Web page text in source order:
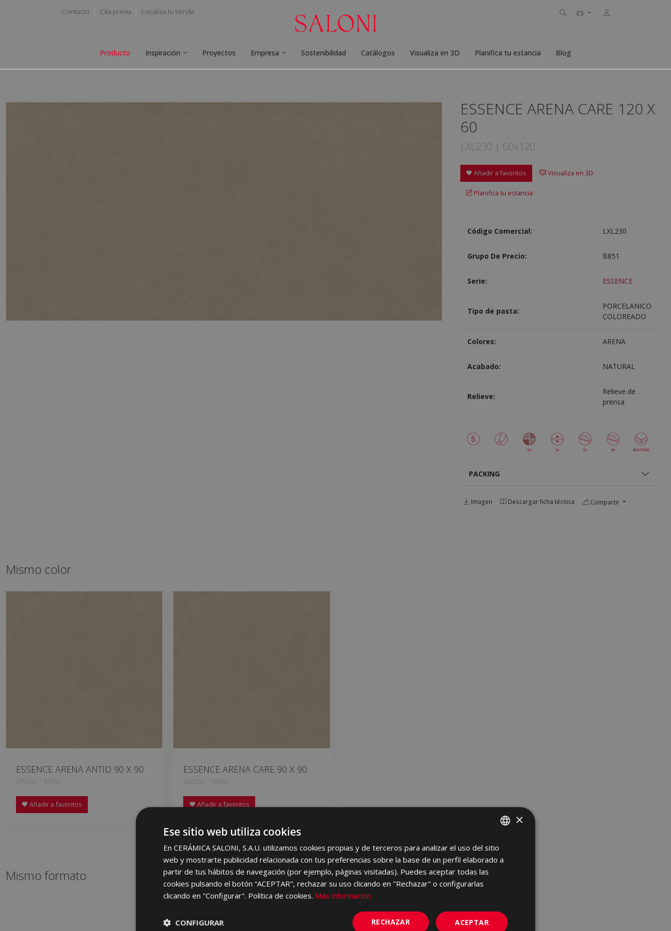
Contacto Cita previa Localiza tu tienda ES
Producto Inspiración Proyectos Empresa Sostenibilidad Catálogos Visualiza en 3D Planifica tu estancia Blog
ESSENCE ARENA CARE 120 X
60
LXL230 | 60x120
Añadir a favoritos Visualiza en 3D
Planifica tu estancia
Código Comercial: LXL230
Grupo De Precio: B851
Serie: ESSENCE
Tipo de pasta:
PORCELANICO
COLOREADO
Colores: ARENA
Acabado: NATURAL
Relieve:
Relieve de
prensa
PACKING
Imagen Descargar ficha técnica Compartir
Mismo color
ESSENCE ARENA ANTID 90 X 90
LXN230 | 90x90
Añadir a favoritos
ESSENCE ARENA CARE 90 X 90
LXM230 | 90x90
Añadir a favoritos
Mismo formato
SPANISH
ENGLISH
PORTUGUESE
×
Ese sitio web utiliza cookies
En CERÁMICA SALONI, S.A.U. utilizamos cookies propias y de terceros para analizar el uso del sitio
web y mostrarte publicidad relacionada con tus preferencias sobre la base de un perfil elaborado a
partir de tus hábitos de navegación (por ejemplo, páginas visitadas). Puedes aceptar todas las
cookies pulsando el botón “ACEPTAR", rechazar su uso clicando en "Rechazar" o configurarlas
clicando en "Configurar". Política de cookies. Más información
ACEPTAR
RECHAZAR
CONFIGURAR